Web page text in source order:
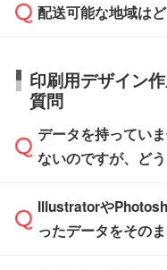
タッフまでお問い
ル」に注文予定日
その締切日や出荷
品が決まりました
たします。
応が可能かご案内
す。>>対象商品
※最短出荷日は商
品ページにてご確
はできかねますの
商品によって異な
す。(白箱、化粧
【袋入り】 商品
す。(透明袋、デ
【個包装なし】
※化粧箱から白箱
箱の作成は原則承
配送可能な地域は
日本全国へお届
直接納品は行って
ださい。
印刷用デザイン
質問
データを持ってい
ないのですが、ど
無料の「デザイン
PCやスマホから
Illustratorや
ったデータをその